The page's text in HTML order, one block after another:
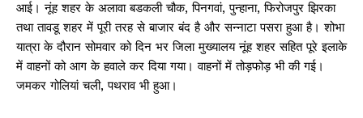
आई। नूंह शहर के अलावा बडकली चौक, पिनगवां, पुन्हाना, फिरोजपुर झिरका
तथा तावडू शहर में पूरी तरह से बाजार बंद है और सन्नाटा पसरा हुआ है। शोभा
यात्रा के दौरान सोमवार को दिन भर जिला मुख्यालय नूंह शहर सहित पूरे इलाके
में वाहनों को आग के हवाले कर दिया गया। वाहनों में तोड़फोड़ भी की गई।
जमकर गोलियां चली, पथराव भी हुआ।